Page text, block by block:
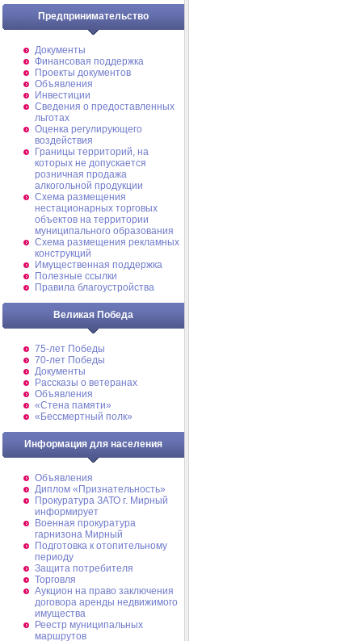
Предпринимательство
Документы
Финансовая поддержка
Проекты документов
Объявления
Инвестиции
Сведения о предоставленных
льготах
Оценка регулирующего
воздействия
Границы территорий, на
которых не допускается
розничная продажа
алкогольной продукции
Схема размещения
нестационарных торговых
объектов на территории
муниципального образования
Схема размещения рекламных
конструкций
Имущественная поддержка
Полезные ссылки
Правила благоустройства
Великая Победа
75-лет Победы
70-лет Победы
Документы
Рассказы о ветеранах
Объявления
«Стена памяти»
«Бессмертный полк»
Информация для населения
Объявления
Диплом «Признательность»
Прокуратура ЗАТО г. Мирный
информирует
Военная прокуратура
гарнизона Мирный
Подготовка к отопительному
периоду
Защита потребителя
Торговля
Аукцион на право заключения
договора аренды недвижимого
имущества
Реестр муниципальных
маршрутов